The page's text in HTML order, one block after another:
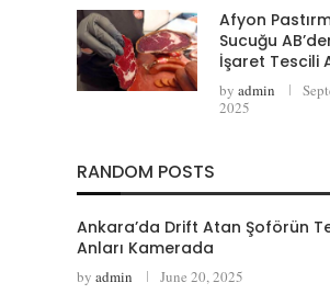
Afyon
Sucuğu
İşaret Tescili
by admin
2025
RANDOM POSTS
Ankara’da Drift Atan Şoförün
Anları Kamerada
by admin June 20, 2025